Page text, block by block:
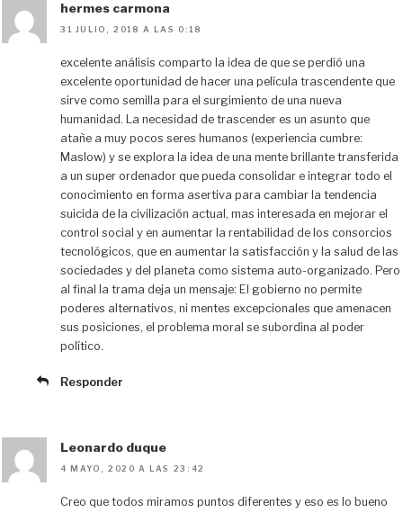
hermes carmona
31 JULIO, 2018 A LAS 0:18
excelente análisis comparto la idea de que se perdió una
excelente oportunidad de hacer una película trascendente que
sirve como semilla para el surgimiento de una nueva
humanidad. La necesidad de trascender es un asunto que
atañe a muy pocos seres humanos (experiencia cumbre:
Maslow) y se explora la idea de una mente brillante transferida
a un super ordenador que pueda consolidar e integrar todo el
conocimiento en forma asertiva para cambiar la tendencia
suicida de la civilización actual, mas interesada en mejorar el
control social y en aumentar la rentabilidad de los consorcios
tecnológicos, que en aumentar la satisfacción y la salud de las
sociedades y del planeta como sistema auto-organizado. Pero
al final la trama deja un mensaje: El gobierno no permite
poderes alternativos, ni mentes excepcionales que amenacen
sus posiciones, el problema moral se subordina al poder
político.
Responder
Leonardo duque
4 MAYO, 2020 A LAS 23:42
Creo que todos miramos puntos diferentes y eso es lo bueno